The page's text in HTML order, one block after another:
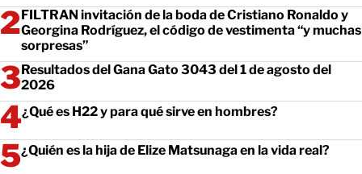
FILTRAN invitación de la boda de Cristiano Ronaldo y
Georgina Rodríguez, el código de vestimenta “y muchas
sorpresas”
Resultados del Gana Gato 3043 del 1 de agosto del
2026
¿Qué es H22 y para qué sirve en hombres?
¿Quién es la hija de Elize Matsunaga en la vida real?